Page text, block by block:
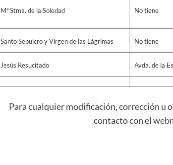
Mª Stma. de la Soledad No tiene
Santo Sepulcro y Virgen de las Lágrimas No tiene
Jesús Resucitado Avda. de la
Para cualquier modificación, corrección u
contacto con el